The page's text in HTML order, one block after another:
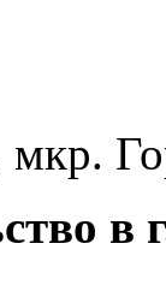
мкр.
в